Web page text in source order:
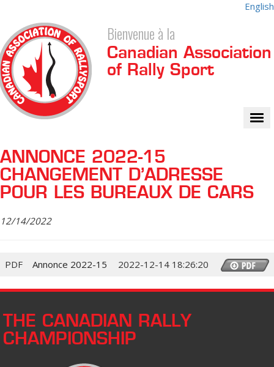
English
Bienvenue à la
Canadian Association
of Rally Sport
ANNONCE 2022-15
CHANGEMENT D’ADRESSE
POUR LES BUREAUX DE CARS
12/14/2022
PDF Annonce 2022-15 2022-12-14 18:26:20
THE CANADIAN RALLY
CHAMPIONSHIP